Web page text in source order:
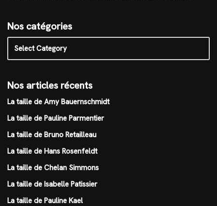
Nos catégories
Nos articles récents
La taille de Amy Bauernschmidt
La taille de Pauline Parmentier
La taille de Bruno Retailleau
La taille de Hans Rosenfeldt
La taille de Chelan Simmons
La taille de Isabelle Patissier
La taille de Pauline Kael